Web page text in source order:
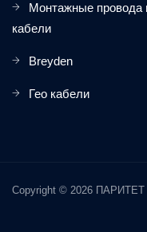
Монтажные провода
кабели
Breyden
Гео кабели
Copyright © 2026 ПАРИТЕТ